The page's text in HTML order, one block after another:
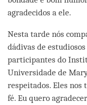
agradecidos a ele.
Nesta tarde nós
dádivas de
participantes do
Universidade de
respeitados. Eles nos
fé. Eu quero